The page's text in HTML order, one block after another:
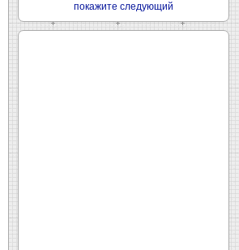
покажите следующий